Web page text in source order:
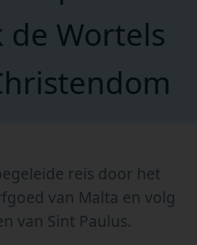
de Wortels
reis door het
van Malta en volg
van Sint Paulus.